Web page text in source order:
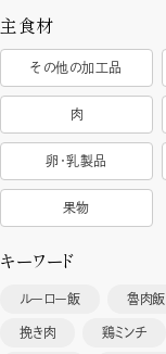
主食材
その他の加工品
肉
卵・乳製品
果物
キーワード
ルーロー飯 魯肉飯
挽き肉 鶏ミンチ